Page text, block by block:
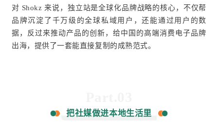
对 Shokz 来说，独立站是全球化品牌战略的核心，不仅帮
品牌沉淀了千万级的全球私域用户，还能通过用户的数
据，反过来推动产品的创新，给中国的高端消费电子品牌
出海，提供了一套能直接复制的成熟范式。
把社媒做进本地生活里